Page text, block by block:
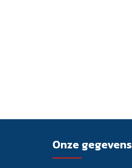
Onze gegevens